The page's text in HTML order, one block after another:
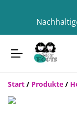
Start / Produkte /